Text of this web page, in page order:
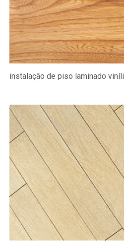
instalação de piso laminado